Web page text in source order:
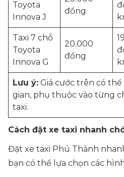
Toyota
Innova J
đồng
Taxi 7 chỗ
Toyota
Innova G
20.000
đồng
Lưu ý: Giá cước trên có
gian, phụ thuộc vào từng
taxi.
Cách đặt xe taxi nhanh
Đặt xe taxi Phú Thành
bạn có thể lựa chọn các